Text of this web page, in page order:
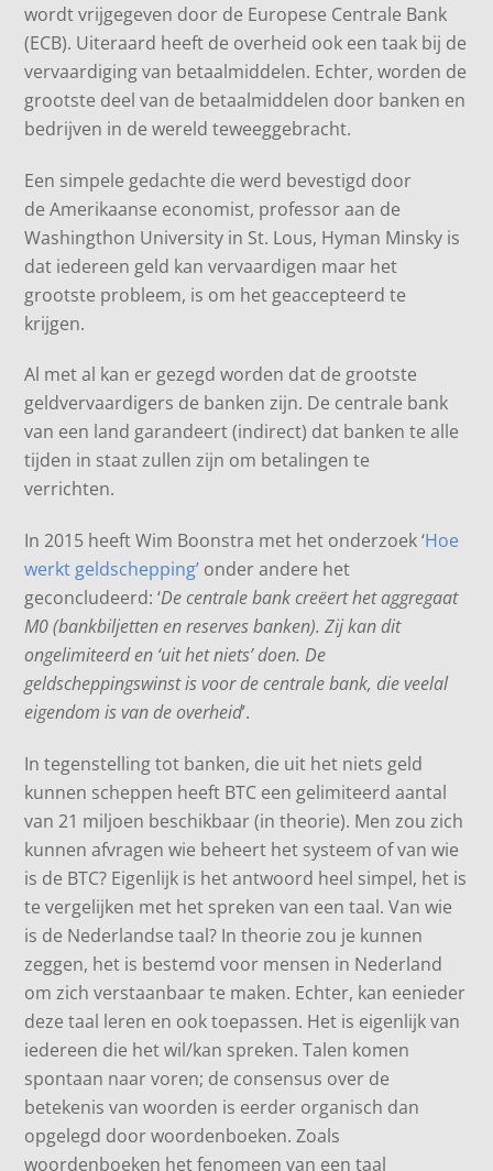
wordt vrijgegeven door de Europese Centrale Bank
(ECB). Uiteraard heeft de overheid ook een taak bij de
vervaardiging van betaalmiddelen. Echter, worden de
grootste deel van de betaalmiddelen door banken en
bedrijven in de wereld teweeggebracht.
Een simpele gedachte die werd bevestigd door
de Amerikaanse economist, professor aan de
Washingthon University in St. Lous, Hyman Minsky is
dat iedereen geld kan vervaardigen maar het
grootste probleem, is om het geaccepteerd te
krijgen.
Al met al kan er gezegd worden dat de grootste
geldvervaardigers de banken zijn. De centrale bank
van een land garandeert (indirect) dat banken te alle
tijden in staat zullen zijn om betalingen te
verrichten.
In 2015 heeft Wim Boonstra met het onderzoek ‘Hoe
werkt geldschepping’ onder andere het
geconcludeerd: ‘De centrale bank creëert het aggregaat
M0 (bankbiljetten en reserves banken). Zij kan dit
ongelimiteerd en ‘uit het niets’ doen. De
geldscheppingswinst is voor de centrale bank, die veelal
eigendom is van de overheid’.
In tegenstelling tot banken, die uit het niets geld
kunnen scheppen heeft BTC een gelimiteerd aantal
van 21 miljoen beschikbaar (in theorie). Men zou zich
kunnen afvragen wie beheert het systeem of van wie
is de BTC? Eigenlijk is het antwoord heel simpel, het is
te vergelijken met het spreken van een taal. Van wie
is de Nederlandse taal? In theorie zou je kunnen
zeggen, het is bestemd voor mensen in Nederland
om zich verstaanbaar te maken. Echter, kan eenieder
deze taal leren en ook toepassen. Het is eigenlijk van
iedereen die het wil/kan spreken. Talen komen
spontaan naar voren; de consensus over de
betekenis van woorden is eerder organisch dan
opgelegd door woordenboeken. Zoals
woordenboeken het fenomeen van een taal